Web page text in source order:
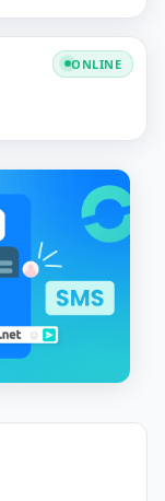
ONLINE